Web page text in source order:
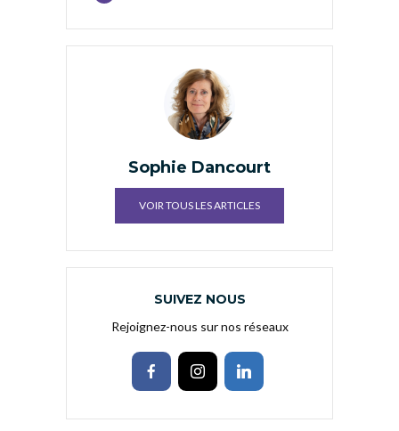
Sophie Dancourt
VOIR TOUS LES ARTICLES
SUIVEZ NOUS
Rejoignez-nous sur nos réseaux